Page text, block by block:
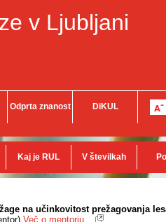
v Ljubljani
Odprta znanost DiKUL
Kaj je RUL V številkah
na učinkovitost prežagovanja
) Več o mentorju...